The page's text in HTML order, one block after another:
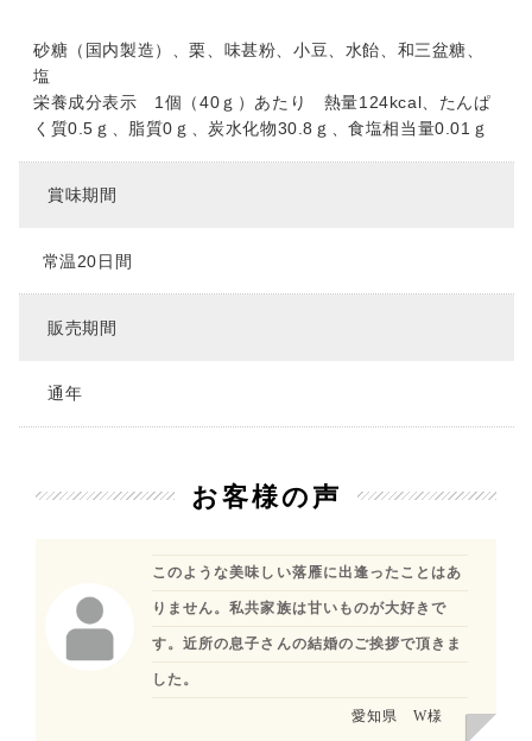
砂糖（国内製造）、栗、味甚粉、小豆、水飴、和三盆糖、
塩
栄養成分表示 1個（40ｇ）あたり 熱量124kcal、たんぱ
く質0.5ｇ、脂質0ｇ、炭水化物30.8ｇ、食塩相当量0.01ｇ
賞味期間
常温20日間
販売期間
通年
お客様の声
このような美味しい落雁に出逢ったことはあ
りません。私共家族は甘いものが大好きで
す。近所の息子さんの結婚のご挨拶で頂きま
した。
愛知県 W様